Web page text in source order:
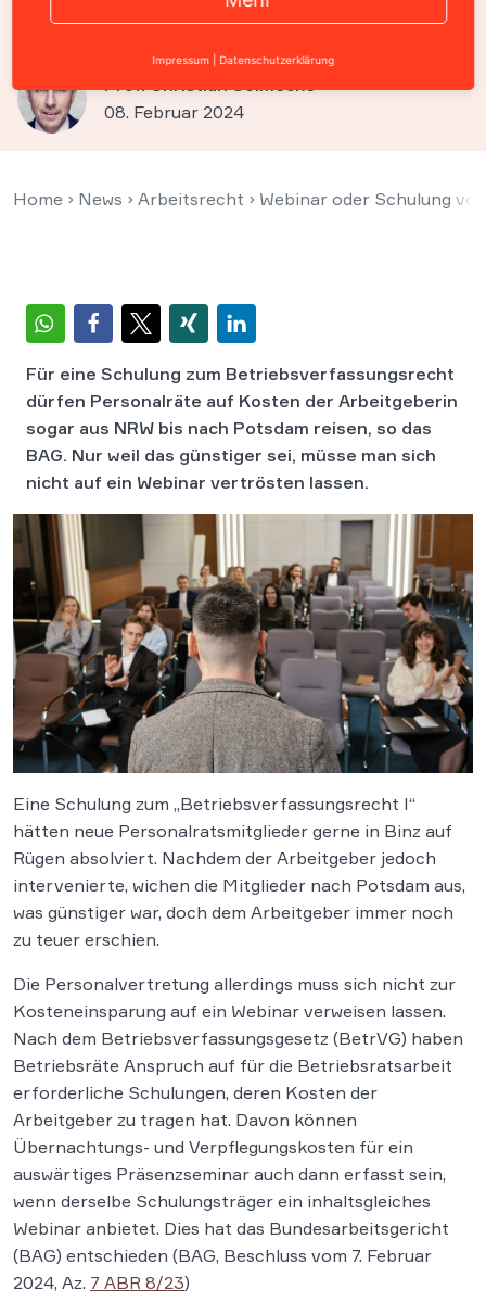
Präsenz zahlen
Prof. Christian Solmecke
08. Februar 2024
Home › News › Arbeitsrecht › Webinar oder Schulung
Für eine Schulung zum Betriebsverfassungsrecht
dürfen Personalräte auf Kosten der Arbeitgeberin
sogar aus NRW bis nach Potsdam reisen, so das
BAG. Nur weil das günstiger sei, müsse man sich
nicht auf ein Webinar vertrösten lassen.
Eine Schulung zum „Betriebsverfassungsrecht I“
hätten neue Personalratsmitglieder gerne in Binz auf
Rügen absolviert. Nachdem der Arbeitgeber jedoch
intervenierte, wichen die Mitglieder nach Potsdam aus,
was günstiger war, doch dem Arbeitgeber immer noch
zu teuer erschien.
Die Personalvertretung allerdings muss sich nicht zur
Kosteneinsparung auf ein Webinar verweisen lassen.
Nach dem Betriebsverfassungsgesetz (BetrVG) haben
Betriebsräte Anspruch auf für die Betriebsratsarbeit
erforderliche Schulungen, deren Kosten der
Arbeitgeber zu tragen hat. Davon können
Übernachtungs- und Verpflegungskosten für ein
auswärtiges Präsenzseminar auch dann erfasst sein,
wenn derselbe Schulungsträger ein inhaltsgleiches
Webinar anbietet. Dies hat das Bundesarbeitsgericht
(BAG) entschieden (BAG, Beschluss vom 7. Februar
2024, Az. 7 ABR 8/23)
Impressum Datenschutzerklärung